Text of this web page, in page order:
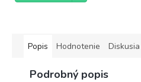
Popis Hodnotenie Diskusia
Podrobný popis